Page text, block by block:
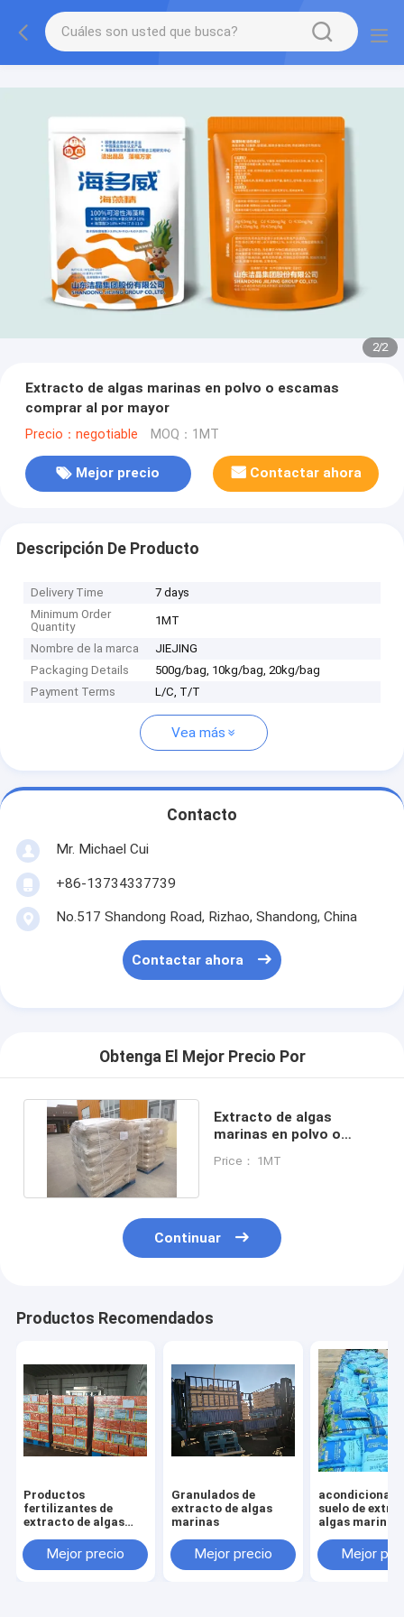
2/2
Extracto de algas marinas en polvo o escamas
comprar al por mayor
Precio：negotiable MOQ：1MT
Mejor precio Contactar ahora
Descripción De Producto
Delivery Time
7 days
Minimum Order
Quantity
1MT
Nombre de la marca
JIEJING
Packaging Details
500g/bag, 10kg/bag, 20kg/bag
Payment Terms
L/C, T/T
Vea más
Contacto
Mr. Michael Cui
+86-13734337739
No.517 Shandong Road, Rizhao, Shandong, China
Contactar ahora
Obtenga El Mejor Precio Por
Extracto de algas
marinas en polvo o
mayor
Price： 1MT
Continuar
Productos Recomendados
Productos
fertilizantes de
extracto de algas
Mejor precio
Granulados de
extracto de algas
marinas
Mejor precio
suelo de
algas marinas
Mejor